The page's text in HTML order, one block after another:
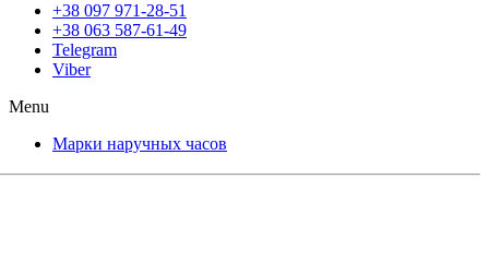
+38 097 971-28-51
+38 063 587-61-49
Telegram
Viber
Menu
Марки наручных часов